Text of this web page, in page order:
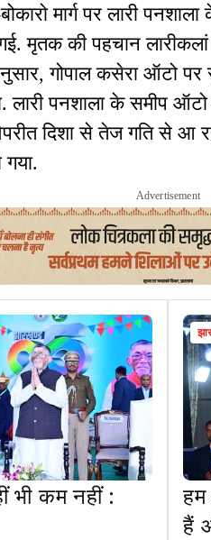
मार्ग पर लारी
मृतक की पहचान
गोपाल कसेरा ऑटो
लारी पनशाला के समीप
दिशा से तेज गति से
Advertisement
भी कम नहीं :
हम
हैं